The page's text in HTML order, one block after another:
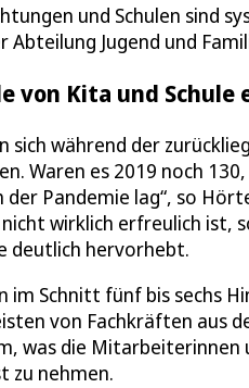
und Schulen sind
Jugend und
von Kita und Schule
sich während der
Waren es 2019 noch
Pandemie lag“, so
wirklich erfreulich
deutlich hervorhebt.
im Schnitt fünf bis sechs
von Fachkräften aus
was die
zu nehmen.